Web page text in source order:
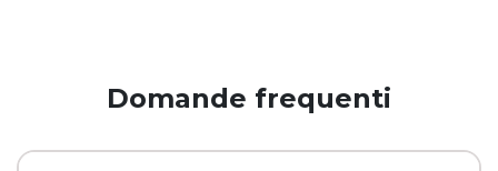
Domande frequenti